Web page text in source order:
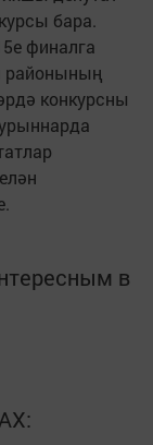
бара.
финалга
районының
конкурсны
в